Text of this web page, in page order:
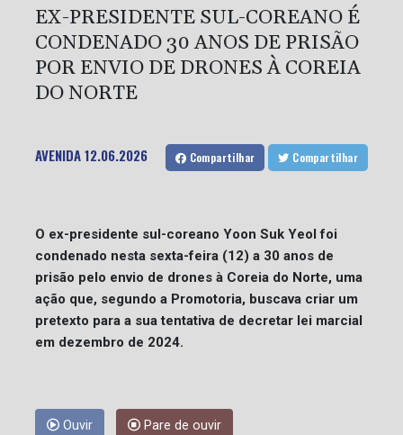
EX-PRESIDENTE SUL-COREANO É
CONDENADO 30 ANOS DE PRISÃO
POR ENVIO DE DRONES À COREIA
DO NORTE
AVENIDA12.06.2026 Compartilhar Compartilhar
O ex-presidente sul-coreano Yoon Suk Yeol foi
condenado nesta sexta-feira (12) a 30 anos de
prisão pelo envio de drones à Coreia do Norte, uma
ação que, segundo a Promotoria, buscava criar um
pretexto para a sua tentativa de decretar lei marcial
em dezembro de 2024.
Ouvir Pare de ouvir